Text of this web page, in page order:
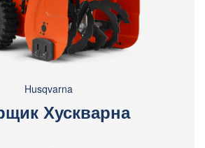
Husqvarna
Хускварна